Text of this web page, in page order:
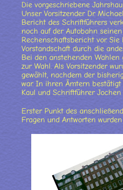
Die vorgeschriebene
Unser Vorsitzender Dr.
Bericht des Schriftführers
noch auf der Autobahn
Rechenschaftsbericht vor.
Vorstandschaft durch die
Bei den anstehenden
zur Wahl. Als Vorsitzender
gewählt, nachdem der
war. In ihren Ämtern
Kaul und Schriftführer Jochen
Erster Punkt des
Fragen und Antworten